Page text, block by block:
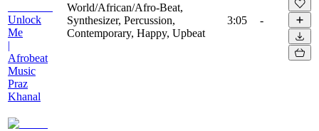
Unlock
Me
|
Afrobeat
Music
Praz
Khanal
World/African/Afro-Beat,
Synthesizer, Percussion,
Contemporary, Happy, Upbeat
3:05 -